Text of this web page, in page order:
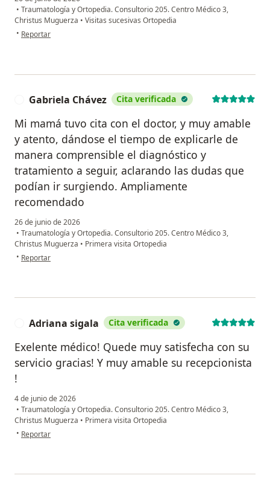
• Traumatología y Ortopedia. Consultorio 205. Centro Médico 3,
Christus Muguerza • Visitas sucesivas Ortopedia
• en opinión del usuario Elizabeth
Reportar
Gabriela Chávez Cita verificada
Mi mamá tuvo cita con el doctor, y muy amable
y atento, dándose el tiempo de explicarle de
manera comprensible el diagnóstico y
tratamiento a seguir, aclarando las dudas que
podían ir surgiendo. Ampliamente
recomendado
26 de junio de 2026
• Traumatología y Ortopedia. Consultorio 205. Centro Médico 3,
Christus Muguerza • Primera visita Ortopedia
• en opinión del usuario Gabriela Chávez
Reportar
Adriana sigala Cita verificada
Exelente médico! Quede muy satisfecha con su
servicio gracias! Y muy amable su recepcionista
!
4 de junio de 2026
• Traumatología y Ortopedia. Consultorio 205. Centro Médico 3,
Christus Muguerza • Primera visita Ortopedia
• en opinión del usuario Adriana sigala
Reportar